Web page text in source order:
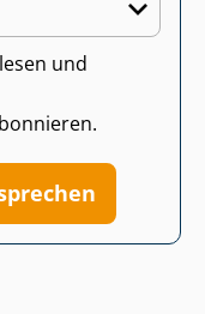
und